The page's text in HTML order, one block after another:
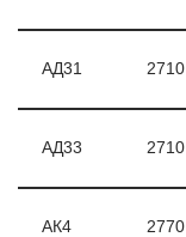
АД31 2710
АД33 2710
АК4 2770